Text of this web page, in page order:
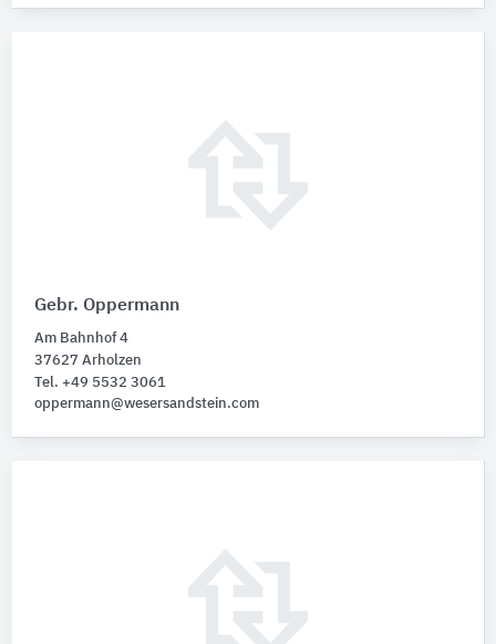
Gebr. Oppermann
Am Bahnhof 4
37627 Arholzen
Tel. +49 5532 3061
oppermann@wesersandstein.com